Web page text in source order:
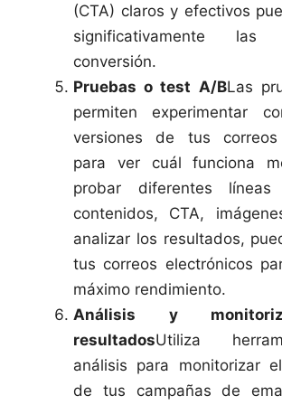
(CTA) claros y efectivos
significativamente
conversión.
Pruebas o test A/BLas
permiten experimentar
versiones de tus correos
para ver cuál funciona
probar diferentes
contenidos, CTA,
analizar los resultados,
tus correos electrónicos
máximo rendimiento.
Análisis y
resultadosUtiliza
análisis para monitorizar
de tus campañas de